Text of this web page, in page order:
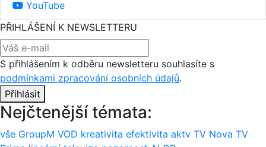
YouTube
PŘIHLÁŠENÍ K NEWSLETTERU
S přihlášením k odběru newsletteru souhlasíte s
podmínkami zpracování osobních údajů.
Přihlásit
Nejčtenější témata:
vše GroupM VOD kreativita efektivita aktv TV Nova TV